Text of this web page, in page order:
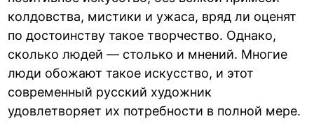
колдовства, мистики и ужаса, вряд ли оценят
по достоинству такое творчество. Однако,
сколько людей — столько и мнений. Многие
люди обожают такое искусство, и этот
современный русский художник
удовлетворяет их потребности в полной мере.